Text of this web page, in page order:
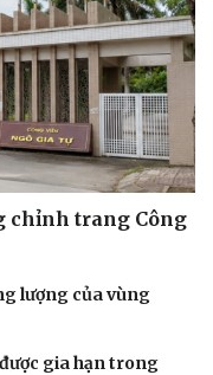
chỉnh trang Công
lượng của vùng
gia hạn trong